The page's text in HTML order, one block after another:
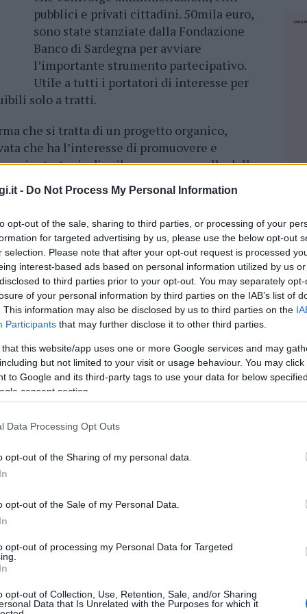
- Do Not Process My Personal Information
opt-out of the sale, sharing to third parties, or processing of your
for targeted advertising by us, please use the below opt-out
selection. Please note that after your opt-out request is processed
interest-based ads based on personal information utilized by us
to third parties prior to your opt-out. You may separately
of your personal information by third parties on the IAB’s list of
This information may also be disclosed by us to third parties on the
Participants that may further disclose it to other third parties.
that this website/app uses one or more Google services and may
but not limited to your visit or usage behaviour. You may
to Google and its third-party tags to use your data for below
consent section.
Data Processing Opt Outs
opt-out of the Sharing of my personal data.
opt-out of the Sale of my Personal Data.
opt-out of processing my Personal Data for Targeted
opt-out of Collection, Use, Retention, Sale, and/or Sharing
Data that Is Unrelated with the Purposes for which it
pubblici e privati cittadini. 50mila euro,
sono state stanziate dalla Fondazione
Banco di Sardegna per avviare
l’importante strumento partecipativo.
Utile a tutti i portatori di interesse per
solo a tratti.
che si tratta di un progetto organico,
che ha l’interesse di promuovere e
strategia di sviluppo, come quella della
la procedura di partecipazione per
alla creazione del Distretto culturale
entro il 5 maggio
all’Unione dei
via mail aunionealtagallura@tiscali.it.
dal sitounionedeicomunialtagallura.it.
degli assi strategici prioritari: dal
e creativo alle imprese locali
e nuovi percorsi di formazione. E dalla
a migliorare la fruibilità del Distretto e
è di promuovere processi di qualità e
restauro e valorizzazione del
il censimento e la catalogazione in
enti locali, università, professionisti e
in rete con l’adesione alla “carta dei
legati alla filiera culturale.
cliccandoqui